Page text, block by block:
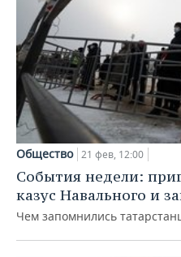
Общество 21 фев, 12:00
События недели:
казус Навального и
Чем запомнились